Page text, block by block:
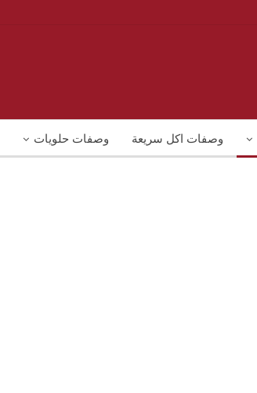
وصفات اكل سريعة وصفات حلويات